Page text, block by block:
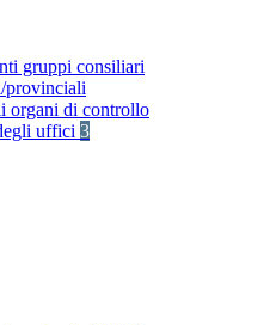
gruppi consiliari
provinciali
organi di controllo
uffici 3